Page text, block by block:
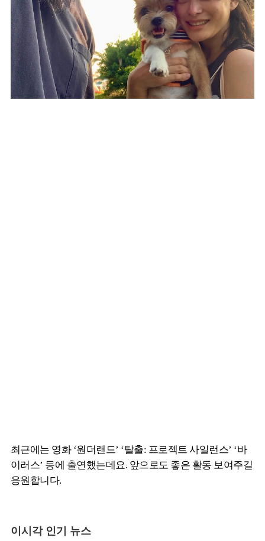
최근에는 영화 ‘원더랜드’ ‘탈출: 프로젝트 사일런스’ ‘바
이러스’ 등에 출연했는데요. 앞으로도 좋은 활동 보여주길
응원합니다.
이시각 인기 뉴스